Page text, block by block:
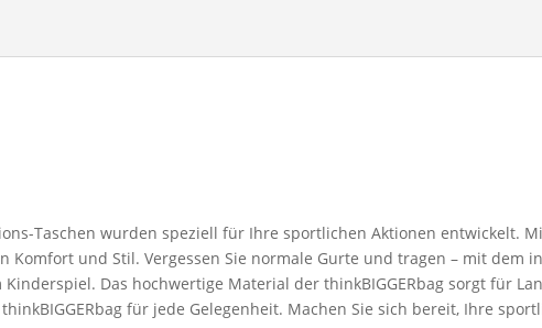
Taschen wurden speziell für Ihre sportlichen Aktionen entwickelt.
und Stil. Vergessen Sie normale Gurte und tragen – mit dem
Das hochwertige Material der thinkBIGGERbag sorgt für
für jede Gelegenheit. Machen Sie sich bereit, Ihre